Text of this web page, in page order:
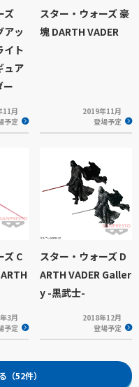
ズ
アッ
イト
ュア
ー
11月
予定
スター・ウォーズ 豪
塊 DARTH VADER
2019年11月
登場予定
ズ C
3月
予定
スター・ウォーズ D
ARTH VADER Galler
y -黒武士-
2018年12月
登場予定
（52件）